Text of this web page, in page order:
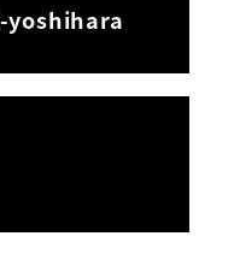
-yoshihara